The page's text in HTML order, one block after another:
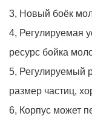
3, Новый боёк
4, Регулируемая
ресурс бойка
5, Регулируемый
размер частиц,
6, Корпус может